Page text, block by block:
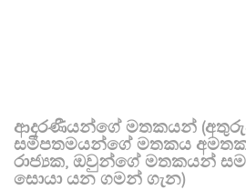
ආදරණීයන්ගේ මතකයන්
සමීපතමයන්ගේ මතකය
රාජ්‍යක, ඔවුන්ගේ මතකයන්
සොයා යන ගමන් ගැන)